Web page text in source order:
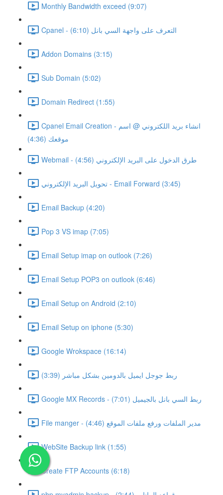
Monthly Bandwidth exceed (9:07)
Cpanel - التعرف على واجهة السي بانل (6:10)
Addon Domains (3:15)
Sub Domain (5:02)
Domain Redirect (1:55)
Cpanel Email Creation - انشاء بريد اللكتروني @ اسم
موقعك (4:36)
Webmail - طرق الدخول على البريد الإلكتروني (4:56)
تحويل البريد الإلكتروني - Email Forward (3:45)
Email Backup (4:20)
Pop 3 VS imap (7:05)
Email Setup imap on outlook (7:26)
Email Setup POP3 on outlook (6:46)
Email Setup on Android (2:10)
Email Setup on iphone (5:30)
Google Wrokspace (16:14)
ربط جوجل ايميل بالدومين بشكل مباشر (3:39)
Google MX Records - ربط السي بانل بالجيميل (7:01)
File manger - مدير الملفات ورفع ملفات الموقع (4:46)
WebSite Backup link (1:55)
Create FTP Accounts (6:18)